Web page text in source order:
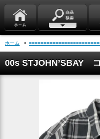
ホーム >
00s STJOHN’SBAY